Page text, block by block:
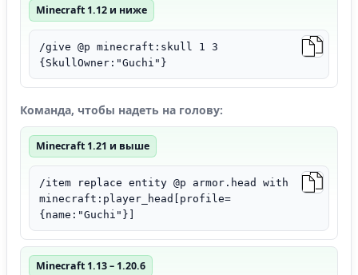
Minecraft 1.12 и ниже
/give @p minecraft:skull 1 3
{SkullOwner:"Guchi"}
Команда, чтобы надеть на голову:
Minecraft 1.21 и выше
/item replace entity @p armor.head with
minecraft:player_head[profile=
{name:"Guchi"}]
Minecraft 1.13 – 1.20.6